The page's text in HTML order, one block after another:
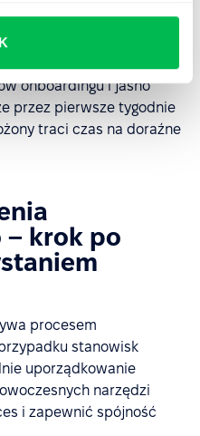
do zespołu
planu
onboardingu i jasno
przez pierwsze tygodnie
traci czas na doraźne
– krok po
procesem
stanowisk
uporządkowanie
narzędzi
i zapewnić spójność